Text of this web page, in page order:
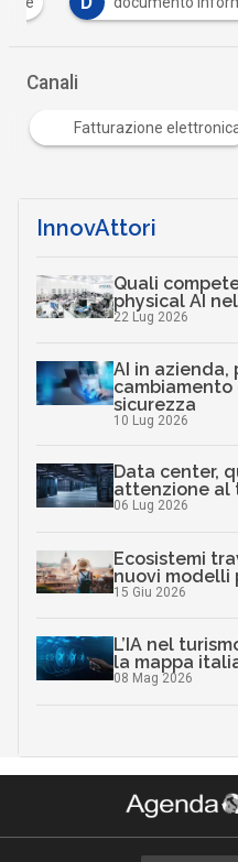
Canali
Fatturazione
InnovAttori
Quali
physical AI
22 Lug 2026
AI in azienda,
cambiamento
sicurezza
10 Lug 2026
Data center,
attenzione al
06 Lug 2026
Ecosistemi
nuovi modelli
15 Giu 2026
L’IA nel
la mappa
08 Mag 2026